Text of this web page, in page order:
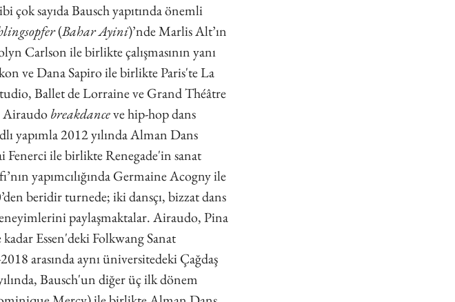
çok sayıda Bausch yapıtında önemli
(Bahar Ayini)’nde Marlis Alt’ın
Carlson ile birlikte çalışmasının yanı
ve Dana Sapiro ile birlikte Paris'te La
Ballet de Lorraine ve Grand Théâtre
Airaudo breakdance ve hip-hop dans
yapımla 2012 yılında Alman Dans
ile birlikte Renegade'in sanat
yapımcılığında Germaine Acogny ile
beridir turnede; iki dansçı, bizzat dans
paylaşmaktalar. Airaudo, Pina
Essen'deki Folkwang Sanat
arasında aynı üniversitedeki Çağdaş
Bausch'un diğer üç ilk dönem